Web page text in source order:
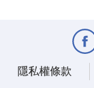
隱私權條款